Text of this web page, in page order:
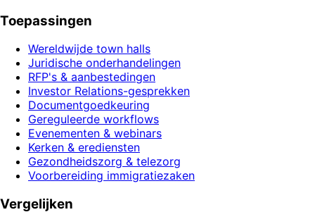
Toepassingen
Wereldwijde town halls
Juridische onderhandelingen
RFP's & aanbestedingen
Investor Relations-gesprekken
Documentgoedkeuring
Gereguleerde workflows
Evenementen & webinars
Kerken & erediensten
Gezondheidszorg & telezorg
Voorbereiding immigratiezaken
Vergelijken